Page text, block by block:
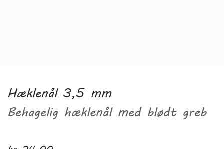
Hæklenål 3,5 mm
Behagelig hæklenål med blødt greb